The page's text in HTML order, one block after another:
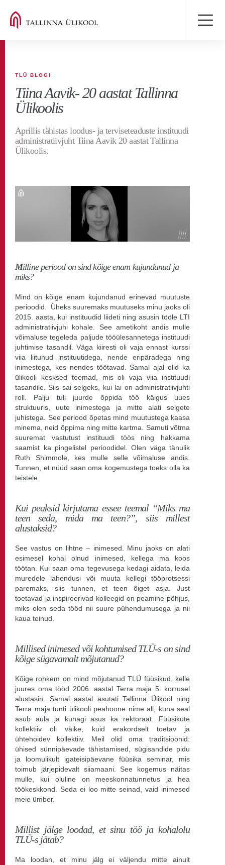
TLÜ BLOGI
Tiina Aavik- 20 aastat Tallinna
Ülikoolis
Aprillis tähistas loodus- ja terviseteaduste instituudi
administratiivjuht Tiina Aavik 20 aastat Tallinna
Ülikoolis.
Milline periood on sind kõige enam kujundanud ja
miks?
Mind on kõige enam kujundanud erinevad muutuste
perioodid. Üheks suuremaks muutuseks minu jaoks oli
2015. aasta, kui instituudid liideti ning asusin tööle LTI
administratiivjuhi kohale. See ametikoht andis mulle
võimaluse tegeleda paljude tööülesannetega instituudi
juhtimise tasandil. Väga kiiresti oli vaja ennast kurssi
viia liitunud instituutidega, nende eripäradega ning
inimestega, kes nendes töötavad. Samal ajal olid ka
ülikooli kesksed teemad, mis oli vaja viia instituudi
tasandile. Siis sai selgeks, kui lai on administratiivjuhti
roll. Palju tuli juurde õppida töö käigus uues
struktuuris, uute inimestega ja mitte alati selgete
juhistega. See periood õpetas mind muutustega kaasa
minema, neid õppima ning mitte kartma. Samuti võtma
suuremat vastutust instituudi töös ning hakkama
saamist ka pingelistel perioodidel. Olen väga tänulik
Ruth Shimmole, kes mulle selle võimaluse andis.
Tunnen, et nüüd saan oma kogemustega toeks olla ka
teistele.
Kui peaksid kirjutama essee teemal “Miks ma
teen seda, mida ma teen?”, siis millest
alustaksid?
See vastus on lihtne – inimesed. Minu jaoks on alati
esimesel kohal olnud inimesed, kellega ma koos
töötan. Kui saan oma tegevusega kedagi aidata, leida
muredele lahendusi või muuta kellegi tööprotsessi
paremaks, siis tunnen, et teen õiget asja. Just
toetavad ja inspireerivad kolleegid on peamine põhjus,
miks olen seda tööd nii suure pühendumusega ja nii
kaua teinud.
Millised inimesed või kohtumised TLÜ-s on sind
kõige sügavamalt mõjutanud?
Kõige rohkem on mind mõjutanud TLÜ füüsikud, kelle
juures oma tööd 2006. aastal Terra maja 5. korrusel
alustasin. Samal aastal asutati Tallinna Ülikool ning
Terra maja tunti ülikooli peahoone nime all, kuna seal
asub aula ja kunagi asus ka rektoraat. Füüsikute
kollektiiv oli väike, kuid erakordselt toetav ja
ühtehoidev kollektiiv. Meil olid oma traditsioonid:
ühised sünnipäevade tähistamised, sügisandide pidu
ja loomulikult igateisipäevane füüsika seminar, mis
toimub järjepidevalt siiamaani. See kogemus näitas
mulle, kui oluline on meeskonnatunnetus ja hea
töökeskkond. Seda ei loo mitte seinad, vaid inimesed
meie ümber.
Millist jälge loodad, et sinu töö ja kohalolu
TLÜ-s jätab?
Ma loodan, et minu jälg ei väljendu mitte ainult